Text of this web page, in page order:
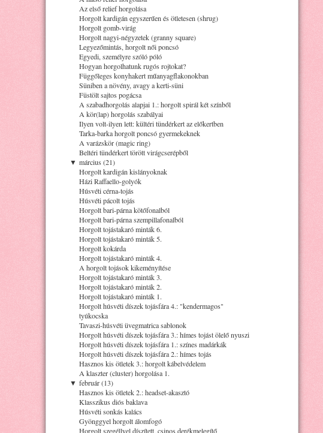
Az első relief horgolása
Horgolt kardigán egyszerűen és ötletesen (shrug)
Horgolt gomb-virág
Horgolt nagyi-négyzetek (granny square)
Legyezőmintás, horgolt női poncsó
Egyedi, személyre szóló póló
Hogyan horgolhatunk rugós rojtokat?
Függőleges konyhakert műanyagflakonokban
Süniben a növény, avagy a kerti-süni
Füstölt sajtos pogácsa
A szabadhorgolás alapjai 1.: horgolt spirál két színből
A kör(lap) horgolás szabályai
Ilyen volt-ilyen lett: kültéri tündérkert az előkertben
Tarka-barka horgolt poncsó gyermekeknek
A varázskör (magic ring)
Beltéri tündérkert törött virágcserépből
▼ március (21)
Horgolt kardigán kislányoknak
Házi Raffaello-golyók
Húsvéti cérna-tojás
Húsvéti pácolt tojás
Horgolt bari-párna kötőfonalból
Horgolt bari-párna szempillafonalból
Horgolt tojástakaró minták 6.
Horgolt tojástakaró minták 5.
Horgolt kokárda
Horgolt tojástakaró minták 4.
A horgolt tojások kikeményítése
Horgolt tojástakaró minták 3.
Horgolt tojástakaró minták 2.
Horgolt tojástakaró minták 1.
Horgolt húsvéti díszek tojásfára 4.: "kendermagos"
tyúkocska
Tavaszi-húsvéti üvegmatrica sablonok
Horgolt húsvéti díszek tojásfára 3.: hímes tojást ölelő nyuszi
Horgolt húsvéti díszek tojásfára 1.: színes madárkák
Horgolt húsvéti díszek tojásfára 2.: hímes tojás
Hasznos kis ötletek 3.: horgolt kábelvédelem
A klaszter (cluster) horgolása 1.
▼ február (13)
Hasznos kis ötletek 2.: headset-akasztó
Klasszikus diós baklava
Húsvéti sonkás kalács
Gyönggyel horgolt álomfogó
Horgolt szegéllyel díszített, csinos derékmelegítő